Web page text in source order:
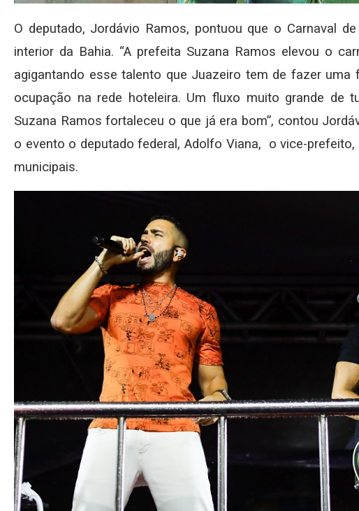
O deputado, Jordávio Ramos, pontuou que o Carnaval
interior da Bahia. “A prefeita Suzana Ramos elevou o
agigantando esse talento que Juazeiro tem de fazer
ocupação na rede hoteleira. Um fluxo muito grande de
Suzana Ramos fortaleceu o que já era bom”, contou
o evento o deputado federal, Adolfo Viana, o vice-prefeito,
municipais.